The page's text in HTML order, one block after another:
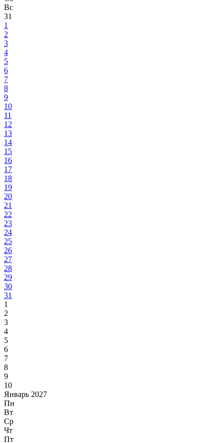
Вс
31
1
2
3
4
5
6
7
8
9
10
11
12
13
14
15
16
17
18
19
20
21
22
23
24
25
26
27
28
29
30
31
1
2
3
4
5
6
7
8
9
10
Январь 2027
Пн
Вт
Ср
Чт
Пт